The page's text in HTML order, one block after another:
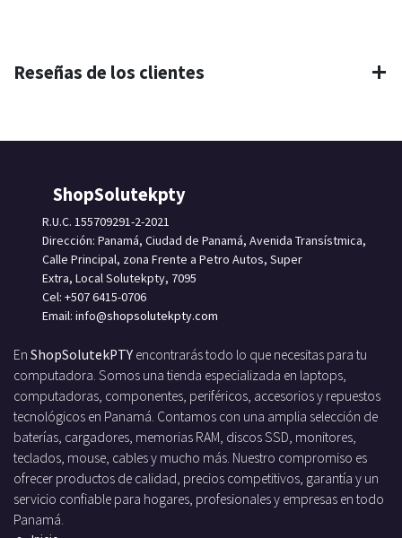
Reseñas de los clientes
ShopSolutekpty
R.U.C. 155709291-2-2021
Dirección: Panamá, Ciudad de Panamá, Avenida Transístmica,
Calle Principal, zona Frente a Petro Autos, Super
Extra, Local Solutekpty, 7095
Cel: +507 6415-0706
Email: info@shopsolutekpty.com
En ShopSolutekPTY encontrarás todo lo que necesitas para tu
computadora. Somos una tienda especializada en laptops,
computadoras, componentes, periféricos, accesorios y repuestos
tecnológicos en Panamá. Contamos con una amplia selección de
baterías, cargadores, memorias RAM, discos SSD, monitores,
teclados, mouse, cables y mucho más. Nuestro compromiso es
ofrecer productos de calidad, precios competitivos, garantía y un
servicio confiable para hogares, profesionales y empresas en todo
Panamá.